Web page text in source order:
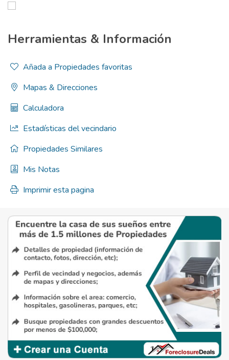
Herramientas & Información
Añada a Propiedades favoritas
Mapas & Direcciones
Calculadora
Estadísticas del vecindario
Propiedades Similares
Mis Notas
Imprimir esta pagina